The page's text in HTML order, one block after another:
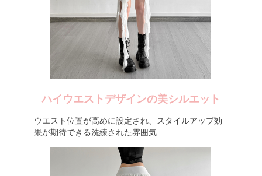
ハイウエストデザインの美シルエット
ウエスト位置が高めに設定され、スタイルアップ効
果が期待できる洗練された雰囲気